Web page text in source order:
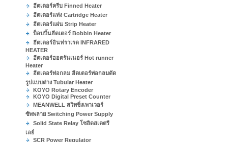
ฮีตเตอร์ครีบ Finned Heater
ฮีตเตอร์แท่ง Cartridge Heater
ฮีตเตอร์แผ่น Strip Heater
บ็อบบิ้นฮีตเตอร์ Bobbin Heater
ฮีตเตอร์อินฟราเรด INFRARED
HEATER
ฮีตเตอร์ฮอตรันเนอร์ Hot runner
Heater
ฮีตเตอร์ท่อกลม ฮีตเตอร์ท่อกลมดัด
รูปแบบต่าง Tubular Heater
KOYO Rotary Encoder
KOYO Digital Preset Counter
MEANWELL สวิทชิ่งเพาเวอร์
ซัพพลาย Switching Power Supply
Solid State Relay โซลิดสเตตรี
เลย์
SCR Power Regulator